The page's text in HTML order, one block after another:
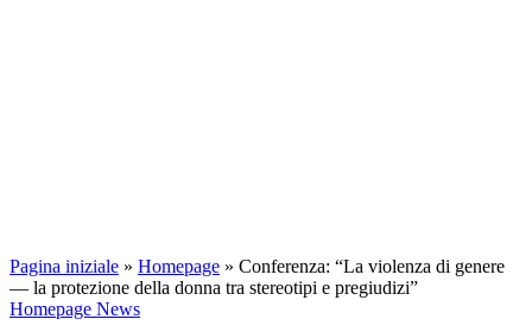
Pagina iniziale » Homepage » Conferenza: “La violenza di genere
— la protezione della donna tra stereotipi e pregiudizi”
Homepage News